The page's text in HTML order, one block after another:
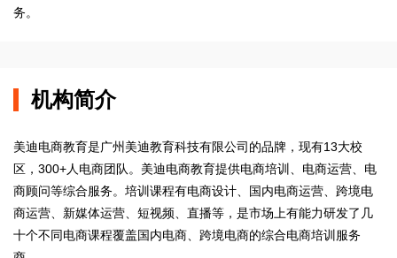
务。
机构简介
美迪电商教育是广州美迪教育科技有限公司的品牌，现有13大校
区，300+人电商团队。美迪电商教育提供电商培训、电商运营、电
商顾问等综合服务。培训课程有电商设计、国内电商运营、跨境电
商运营、新媒体运营、短视频、直播等，是市场上有能力研发了几
十个不同电商课程覆盖国内电商、跨境电商的综合电商培训服务